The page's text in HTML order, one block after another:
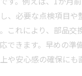
、必要な点検項目や
これにより、部品交
できます。早めの準
や安心感の確保にも